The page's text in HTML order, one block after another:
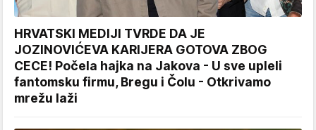
HRVATSKI MEDIJI TVRDE DA JE
JOZINOVIĆEVA KARIJERA GOTOVA ZBOG
CECE! Počela hajka na Jakova - U sve upleli
fantomsku firmu, Bregu i Čolu - Otkrivamo
mrežu laži